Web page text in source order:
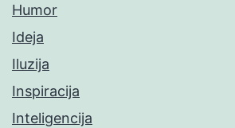
Humor
Ideja
Iluzija
Inspiracija
Inteligencija